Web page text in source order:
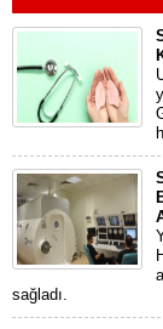
sağladı.